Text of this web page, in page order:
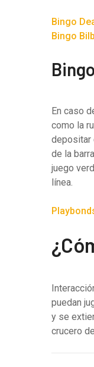
Bingo
Bingo
En caso
como la
depositar
de la
juego
línea.
puedan
y se
crucero